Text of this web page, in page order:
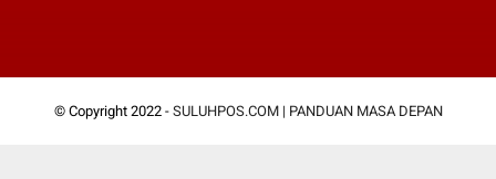
© Copyright 2022 - SULUHPOS.COM | PANDUAN MASA DEPAN